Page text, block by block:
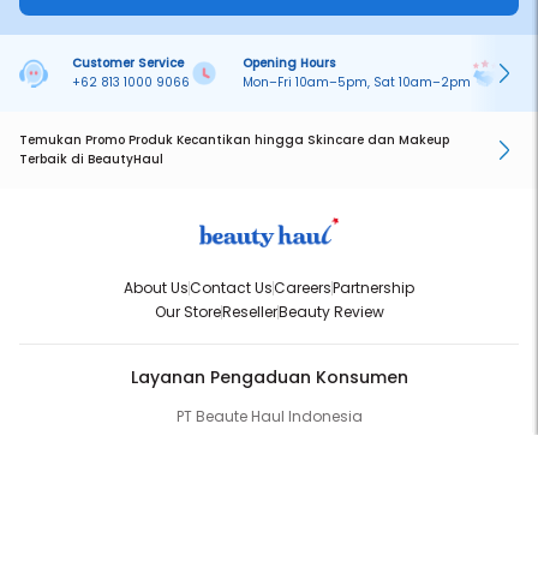
Customer Service
+62 813 1000 9066
Opening Hours
Mon–Fri 10am–5pm, Sat 10am–2pm
Temukan Promo Produk Kecantikan hingga Skincare dan Makeup
Terbaik di BeautyHaul
About UsContact UsCareersPartnership
Our StoreResellerBeauty Review
Layanan Pengaduan Konsumen
PT Beaute Haul Indonesia